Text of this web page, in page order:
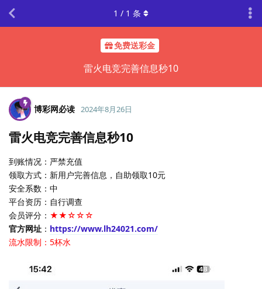
免费送彩金
雷火电竞完善信息秒10
1 / 1 条
博彩网必读 2024年8月26日
雷火电竞完善信息秒10
到账情况：严禁充值
领取方式：新用户完善信息，自助领取10元
安全系数：中
平台资历：自行调查
会员评分： ★★☆☆☆
官方网址 ： https://www.lh24021.com/
流水限制：5杯水